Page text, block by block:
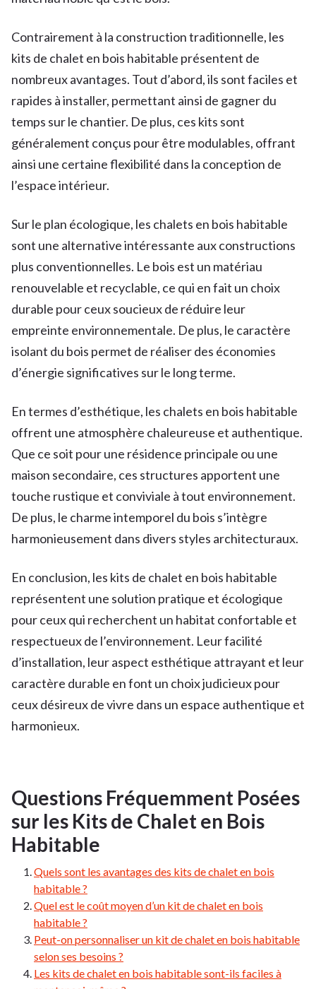
Contrairement à la construction traditionnelle, les
kits de chalet en bois habitable présentent de
nombreux avantages. Tout d’abord, ils sont faciles et
rapides à installer, permettant ainsi de gagner du
temps sur le chantier. De plus, ces kits sont
généralement conçus pour être modulables, offrant
ainsi une certaine flexibilité dans la conception de
l’espace intérieur.
Sur le plan écologique, les chalets en bois habitable
sont une alternative intéressante aux constructions
plus conventionnelles. Le bois est un matériau
renouvelable et recyclable, ce qui en fait un choix
durable pour ceux soucieux de réduire leur
empreinte environnementale. De plus, le caractère
isolant du bois permet de réaliser des économies
d’énergie significatives sur le long terme.
En termes d’esthétique, les chalets en bois habitable
offrent une atmosphère chaleureuse et authentique.
Que ce soit pour une résidence principale ou une
maison secondaire, ces structures apportent une
touche rustique et conviviale à tout environnement.
De plus, le charme intemporel du bois s’intègre
harmonieusement dans divers styles architecturaux.
En conclusion, les kits de chalet en bois habitable
représentent une solution pratique et écologique
pour ceux qui recherchent un habitat confortable et
respectueux de l’environnement. Leur facilité
d’installation, leur aspect esthétique attrayant et leur
caractère durable en font un choix judicieux pour
ceux désireux de vivre dans un espace authentique et
harmonieux.
Questions Fréquemment Posées
sur les Kits de Chalet en Bois
Habitable
Quels sont les avantages des kits de chalet en bois
habitable ?
Quel est le coût moyen d’un kit de chalet en bois
habitable ?
Peut-on personnaliser un kit de chalet en bois habitable
selon ses besoins ?
Les kits de chalet en bois habitable sont-ils faciles à